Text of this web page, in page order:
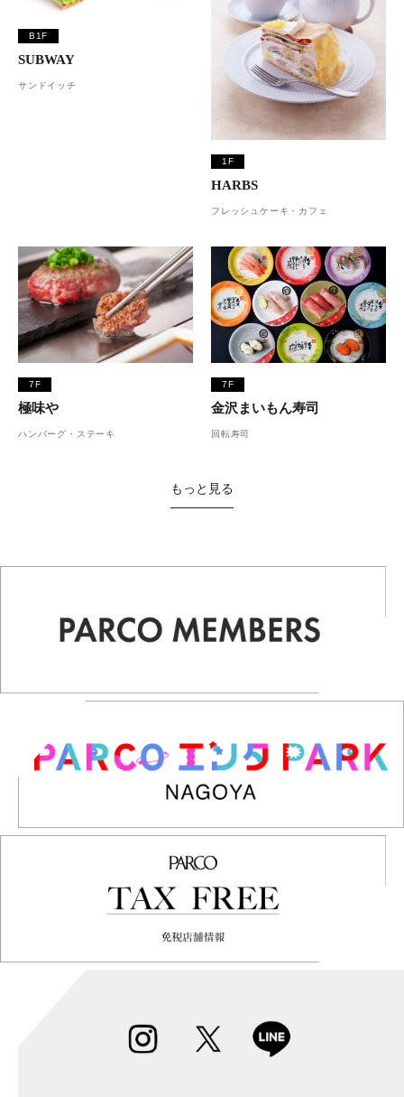
B1F
SUBWAY
サンドイッチ
1F
HARBS
フレッシュケーキ・カフェ
7F
極味や
ハンバーグ・ステーキ
7F
金沢まいもん寿司
回転寿司
もっと見る